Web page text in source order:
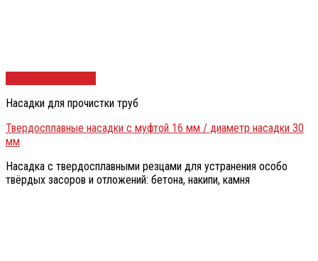
Насадки для прочистки труб
Твердосплавные насадки с муфтой 16 мм / диаметр насадки 30
мм
Насадка с твердосплавными резцами для устранения особо
твёрдых засоров и отложений: бетона, накипи, камня